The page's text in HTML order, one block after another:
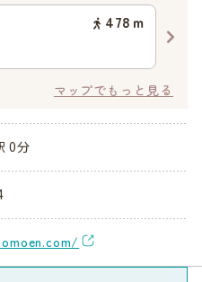
478 ｍ
マップでもっと見る
0分